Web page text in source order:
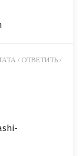
/ ОТВЕТИТЬ /